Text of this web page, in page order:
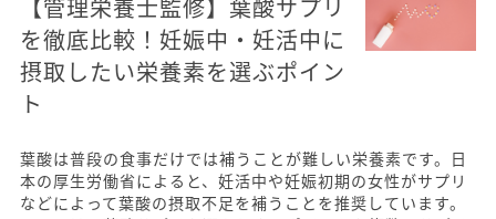
【管理栄養士監修】葉酸サプリ
を徹底比較！妊娠中・妊活中に
摂取したい栄養素を選ぶポイン
ト
葉酸は普段の食事だけでは補うことが難しい栄養素です。日
本の厚生労働省によると、妊活中や妊娠初期の女性がサプリ
などによって葉酸の摂取不足を補うことを推奨しています。